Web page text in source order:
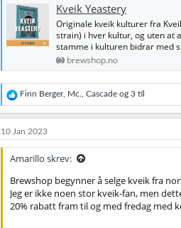
Kveik Yeastery
Originale kveik kulturer fra
strain) i hver kultur, og uten at
stamme i kulturen bidrar med
brewshop.no
R
e
a
j
o
e
r
:
Finn Berger, Mc. Cascade og 3 til
10 Jan 2023
Amarillo skrev:
Brewshop begynner å selge kveik fra
Jeg er ikke noen stor kveik-fan, men
20% rabatt fram til og med fredag med